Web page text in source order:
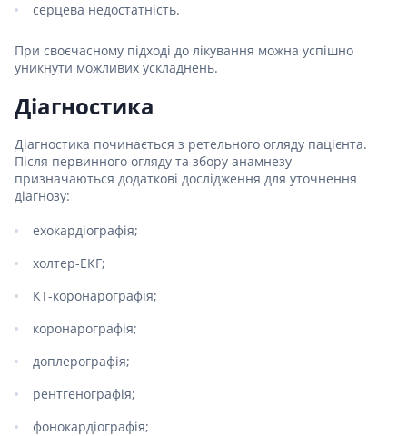
серцева недостатність.
При своєчасному підході до лікування можна успішно
уникнути можливих ускладнень.
Діагностика
Діагностика починається з ретельного огляду пацієнта.
Після первинного огляду та збору анамнезу
призначаються додаткові дослідження для уточнення
діагнозу:
ехокардіографія;
холтер-ЕКГ;
КТ-коронарографія;
коронарографія;
доплерографія;
рентгенографія;
фонокардіографія;